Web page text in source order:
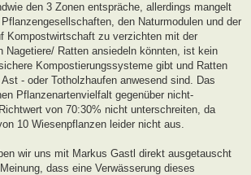
den 3 Zonen entspräche, allerdings mangelt
den Naturmodulen und der
Kompostwirtschaft zu verzichten mit der
Nagetiere/ Ratten ansiedeln könnten, ist kein
Kompostierungssysteme gibt und Ratten
- oder Totholzhaufen anwesend sind. Das
Pflanzenartenvielfalt gegenüber nicht-
von 70:30% nicht unterschreiten, da
10 Wiesenpflanzen leider nicht aus.
wir uns mit Markus Gastl direkt ausgetauscht
dass eine Verwässerung dieses